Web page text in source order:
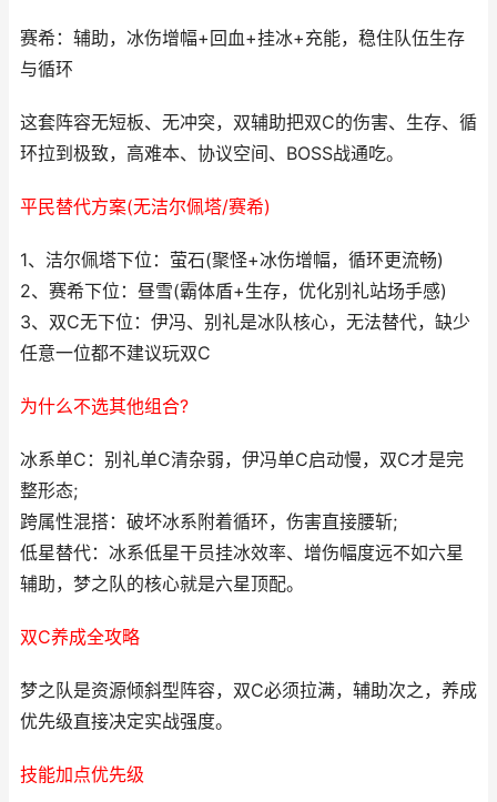
赛希：辅助，冰伤增幅+回血+挂冰+充能，稳住队伍生存
与循环
这套阵容无短板、无冲突，双辅助把双C的伤害、生存、循
环拉到极致，高难本、协议空间、BOSS战通吃。
平民替代方案(无洁尔佩塔/赛希)
1、洁尔佩塔下位：萤石(聚怪+冰伤增幅，循环更流畅)
2、赛希下位：昼雪(霸体盾+生存，优化别礼站场手感)
3、双C无下位：伊冯、别礼是冰队核心，无法替代，缺少
任意一位都不建议玩双C
为什么不选其他组合?
冰系单C：别礼单C清杂弱，伊冯单C启动慢，双C才是完
整形态;
跨属性混搭：破坏冰系附着循环，伤害直接腰斩;
低星替代：冰系低星干员挂冰效率、增伤幅度远不如六星
辅助，梦之队的核心就是六星顶配。
双C养成全攻略
梦之队是资源倾斜型阵容，双C必须拉满，辅助次之，养成
优先级直接决定实战强度。
技能加点优先级